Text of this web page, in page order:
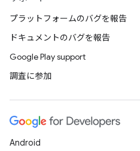
プラットフォームのバグを報告
ドキュメントのバグを報告
Google Play support
調査に参加
Android